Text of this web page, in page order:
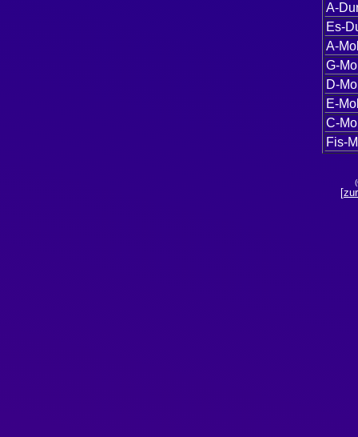
A-
Es-
A-
G-
D-
E-
C-
Fis-